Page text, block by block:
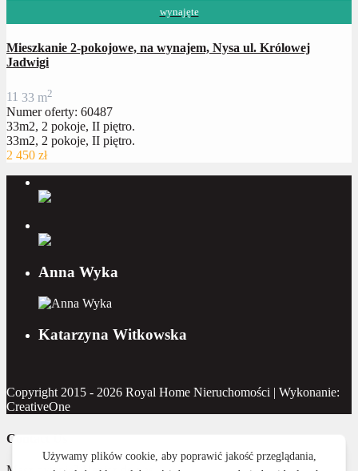
wynajęte
Mieszkanie 2-pokojowe, na wynajem, Nysa ul. Królowej
Jadwigi
11 33 m2
Numer oferty: 60487
33m2, 2 pokoje, II piętro.
33m2, 2 pokoje, II piętro.
2 450 zł
Anna Wyka
Katarzyna Witkowska
Copyright 2015 - 2026 Royal Home Nieruchomości | Wykonanie:
CreativeOne
Contact Us